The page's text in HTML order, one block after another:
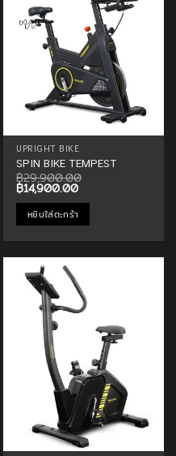
UPRIGHT BIKE
SPIN BIKE TEMPEST
฿29,900.00
Original
price
was:
฿29,900.00.
฿14,900.00Current
is:
หยิบใส่ตะกร้า